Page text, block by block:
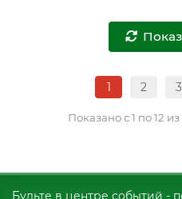
1 2 3
Показано с 1 по 12
Будьте в центре событий -